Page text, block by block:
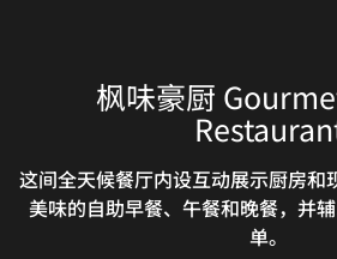
枫味豪厨
这间全天候餐厅内设互动展示厨房和
美味的自助早餐、午餐和晚餐，并
单。
万豪中餐厅 Man
特色餐厅提供传统粤菜和上海美食。
泊美景，是私人聚会或商务活
大堂吧 The
探索